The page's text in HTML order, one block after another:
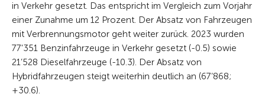
in Verkehr gesetzt. Das entspricht im Vergleich zum Vorjahr
einer Zunahme um 12 Prozent. Der Absatz von Fahrzeugen
mit Verbrennungsmotor geht weiter zurück. 2023 wurden
77'351 Benzinfahrzeuge in Verkehr gesetzt (-0.5) sowie
21’528 Dieselfahrzeuge (-10.3). Der Absatz von
Hybridfahrzeugen steigt weiterhin deutlich an (67’868;
+30.6).